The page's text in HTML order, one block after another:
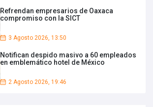
Refrendan empresarios de Oaxaca
compromiso con la SICT
3 Agosto 2026, 13:50
Notifican despido masivo a 60 empleados
en emblemático hotel de México
2 Agosto 2026, 19:46